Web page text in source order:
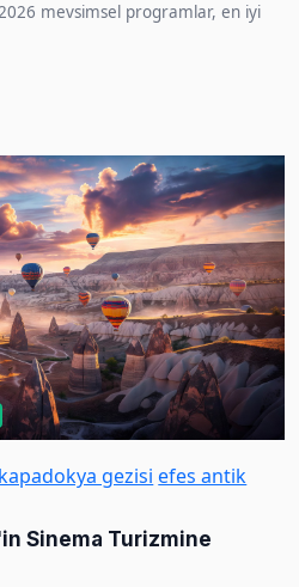
mevsimsel programlar, en iyi
kapadokya gezisi efes antik
Sinema Turizmine